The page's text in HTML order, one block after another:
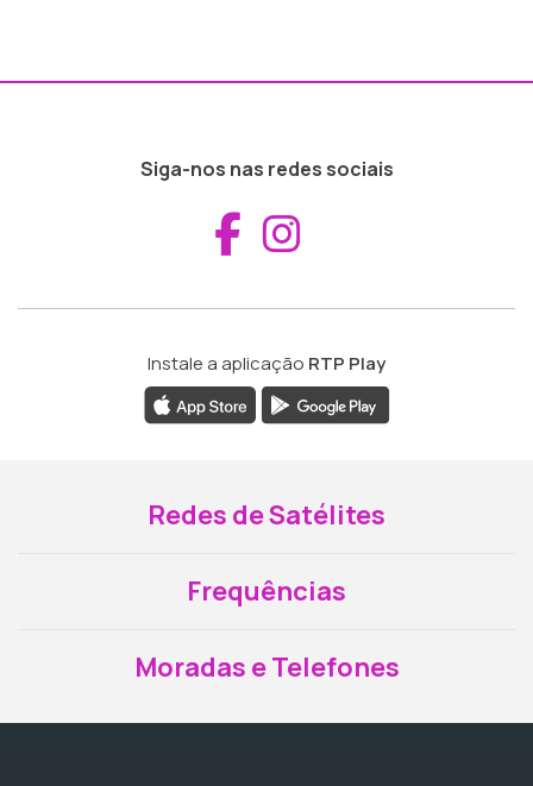
Siga-nos nas redes sociais
Aceder ao
Instale a aplicação RTP Play
Redes de Satélites
Frequências
Moradas e Telefones